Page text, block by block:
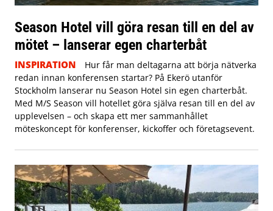
Season Hotel vill göra resan till en del av
mötet – lanserar egen charterbåt
INSPIRATION
Hur får man deltagarna att börja nätverka
redan innan konferensen startar? På Ekerö utanför
Stockholm lanserar nu Season Hotel sin egen charterbåt.
Med M/S Season vill hotellet göra själva resan till en del av
upplevelsen – och skapa ett mer sammanhållet
möteskoncept för konferenser, kickoffer och företagsevent.